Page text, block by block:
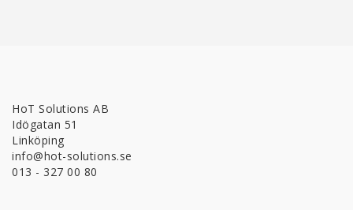
HoT Solutions AB
Idögatan 51
Linköping
info@hot-solutions.se
013 - 327 00 80